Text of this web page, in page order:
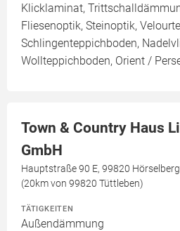
Klicklaminat,
Fliesenoptik, Steinoptik,
Schlingenteppichboden,
Wollteppichboden, Orient /
Town & Country Haus
GmbH
Hauptstraße 90 E, 99820
(20km von 99820 Tüttleben)
TÄTIGKEITEN
Außendämmung